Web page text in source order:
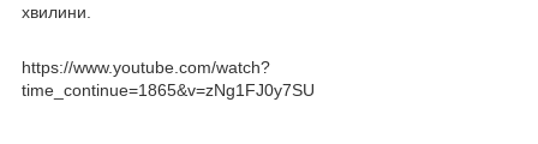
хвилини.
https://www.youtube.com/watch?
time_continue=1865&v=zNg1FJ0y7SU